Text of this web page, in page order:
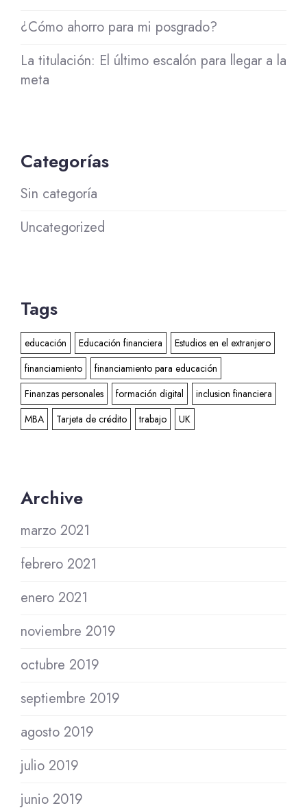
¿Cómo ahorro para mi posgrado?
La titulación: El último escalón para llegar a la
meta
Categorías
Sin categoría
Uncategorized
Tags
educación Educación financiera
Estudios en el extranjero
financiamiento
financiamiento para educación
Finanzas personales
formación digital
inclusion financiera
MBA
Tarjeta de crédito trabajo UK
Archive
marzo 2021
febrero 2021
enero 2021
noviembre 2019
octubre 2019
septiembre 2019
agosto 2019
julio 2019
junio 2019